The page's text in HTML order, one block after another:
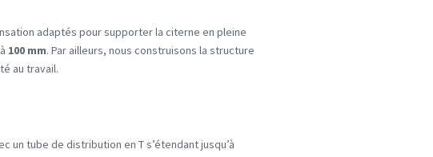
adaptés pour supporter la citerne en pleine
100 mm. Par ailleurs, nous construisons la structure
au travail.
un tube de distribution en T s’étendant jusqu’à